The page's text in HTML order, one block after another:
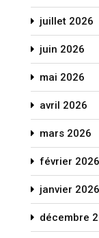
juillet 2026
juin 2026
mai 2026
avril 2026
mars 2026
février 2026
janvier 2026
décembre